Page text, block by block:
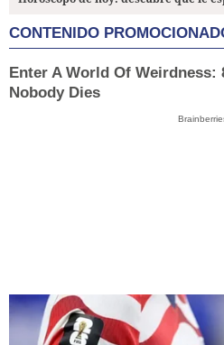
CONTENIDO
Enter A World Of Weirdness:
Nobody Dies